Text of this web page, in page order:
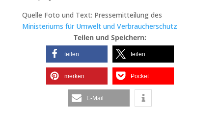
Quelle Foto und Text: Pressemitteilung des
Ministeriums für Umwelt und Verbraucherschutz
Teilen und Speichern:
teilen teilen
merken Pocket
E-Mail